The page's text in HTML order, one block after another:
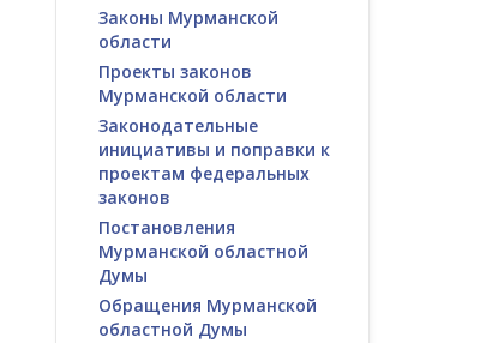
Законы Мурманской
области
Проекты законов
Мурманской области
Законодательные
инициативы и поправки к
проектам федеральных
законов
Постановления
Мурманской областной
Думы
Обращения Мурманской
областной Думы